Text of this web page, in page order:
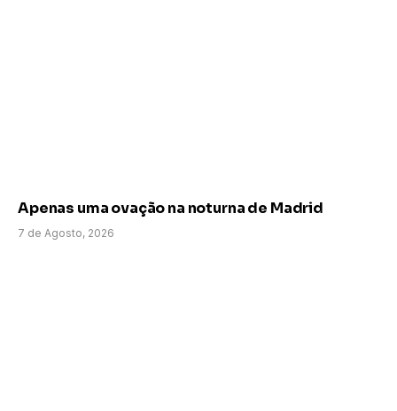
Apenas uma ovação na noturna de Madrid
7 de Agosto, 2026